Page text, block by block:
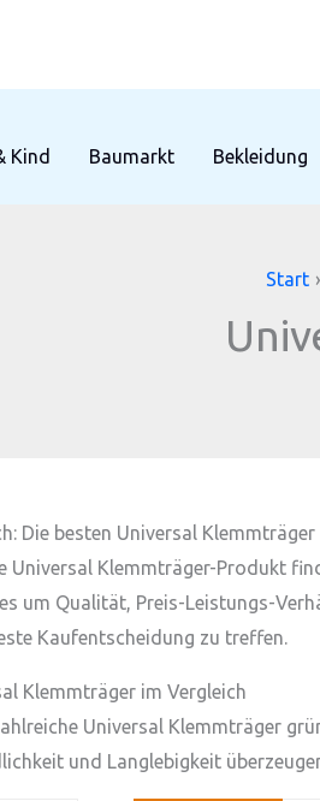
Kind Baumarkt Bekleidung
Start
Die besten Universal
Universal Klemmträger-Produkt
um Qualität, Preis-Leistungs-
Kaufentscheidung zu treffen.
Klemmträger im Vergleich
Universal Klemmträger
und Langlebigkeit